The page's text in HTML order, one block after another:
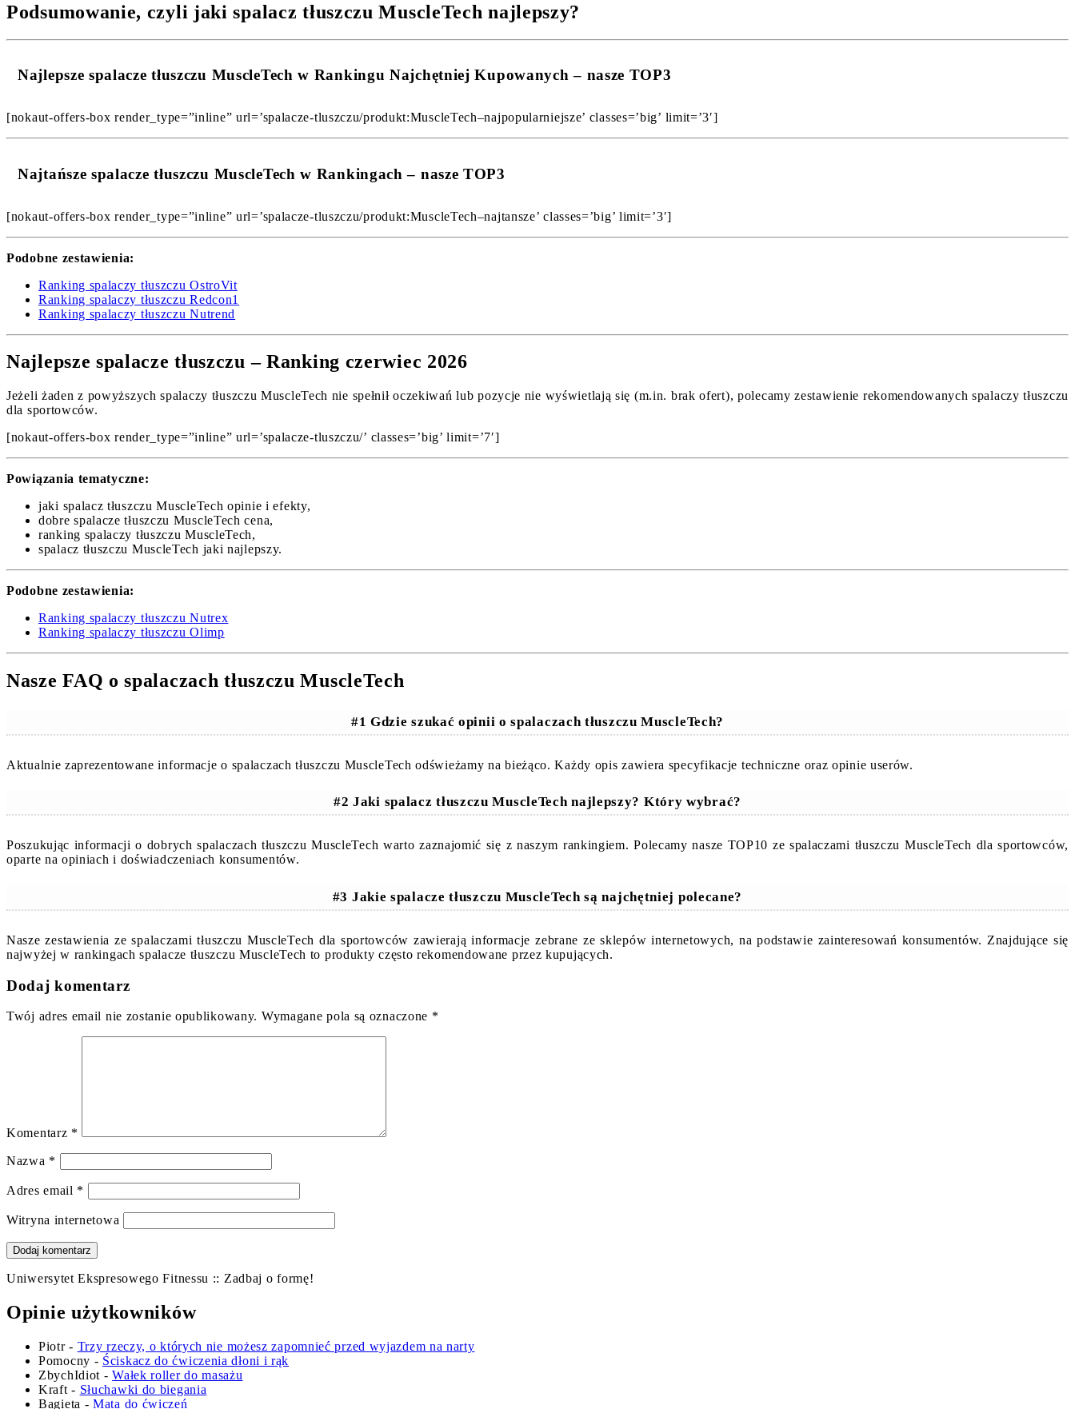
Podsumowanie, czyli jaki spalacz tłuszczu MuscleTech najlepszy?
Najlepsze spalacze tłuszczu MuscleTech w Rankingu Najchętniej Kupowanych – nasze TOP3
[nokaut-offers-box render_type=”inline” url=’spalacze-tluszczu/produkt:MuscleTech–najpopularniejsze’ classes=’big’ limit=’3′]
Najtańsze spalacze tłuszczu MuscleTech w Rankingach – nasze TOP3
[nokaut-offers-box render_type=”inline” url=’spalacze-tluszczu/produkt:MuscleTech–najtansze’ classes=’big’ limit=’3′]
Podobne zestawienia:
Ranking spalaczy tłuszczu OstroVit
Ranking spalaczy tłuszczu Redcon1
Ranking spalaczy tłuszczu Nutrend
Najlepsze spalacze tłuszczu – Ranking czerwiec 2026
Jeżeli żaden z powyższych spalaczy tłuszczu MuscleTech nie spełnił oczekiwań lub pozycje nie wyświetlają się (m.in. brak ofert), polecamy zestawienie rekomendowanych spalaczy tłuszczu
dla sportowców.
[nokaut-offers-box render_type=”inline” url=’spalacze-tluszczu/’ classes=’big’ limit=’7′]
Powiązania tematyczne:
jaki spalacz tłuszczu MuscleTech opinie i efekty,
dobre spalacze tłuszczu MuscleTech cena,
ranking spalaczy tłuszczu MuscleTech,
spalacz tłuszczu MuscleTech jaki najlepszy.
Podobne zestawienia:
Ranking spalaczy tłuszczu Nutrex
Ranking spalaczy tłuszczu Olimp
Nasze FAQ o spalaczach tłuszczu MuscleTech
#1 Gdzie szukać opinii o spalaczach tłuszczu MuscleTech?
Aktualnie zaprezentowane informacje o spalaczach tłuszczu MuscleTech odświeżamy na bieżąco. Każdy opis zawiera specyfikacje techniczne oraz opinie userów.
#2 Jaki spalacz tłuszczu MuscleTech najlepszy? Który wybrać?
Poszukując informacji o dobrych spalaczach tłuszczu MuscleTech warto zaznajomić się z naszym rankingiem. Polecamy nasze TOP10 ze spalaczami tłuszczu MuscleTech dla sportowców,
oparte na opiniach i doświadczeniach konsumentów.
#3 Jakie spalacze tłuszczu MuscleTech są najchętniej polecane?
Nasze zestawienia ze spalaczami tłuszczu MuscleTech dla sportowców zawierają informacje zebrane ze sklepów internetowych, na podstawie zainteresowań konsumentów. Znajdujące się
najwyżej w rankingach spalacze tłuszczu MuscleTech to produkty często rekomendowane przez kupujących.
Dodaj komentarz
Twój adres email nie zostanie opublikowany. Wymagane pola są oznaczone *
Komentarz *
Nazwa *
Adres email *
Witryna internetowa
Uniwersytet Ekspresowego Fitnessu :: Zadbaj o formę!
Opinie użytkowników
Piotr- Trzy rzeczy, o których nie możesz zapomnieć przed wyjazdem na narty
Pomocny - Ściskacz do ćwiczenia dłoni i rąk
ZbychIdiot -Wałek roller do masażu
Kraft - Słuchawki do biegania
Bagieta -Mata do ćwiczeń